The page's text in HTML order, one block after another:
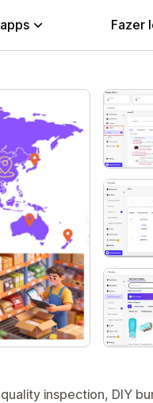
Fazer
inspection, DIY